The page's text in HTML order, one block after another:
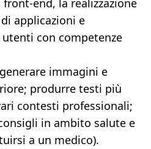
end, la realizzazione
applicazioni e
con competenze
immagini e
produrre testi più
contesti professionali;
in ambito salute e
a un medico).